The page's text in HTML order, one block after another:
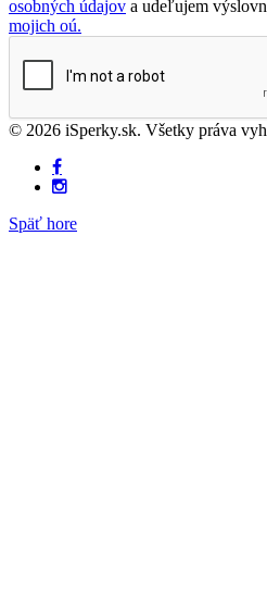
osobných údajov a udeľujem
mojich oú.
© 2026 iSperky.sk. Všetky práva
Späť hore